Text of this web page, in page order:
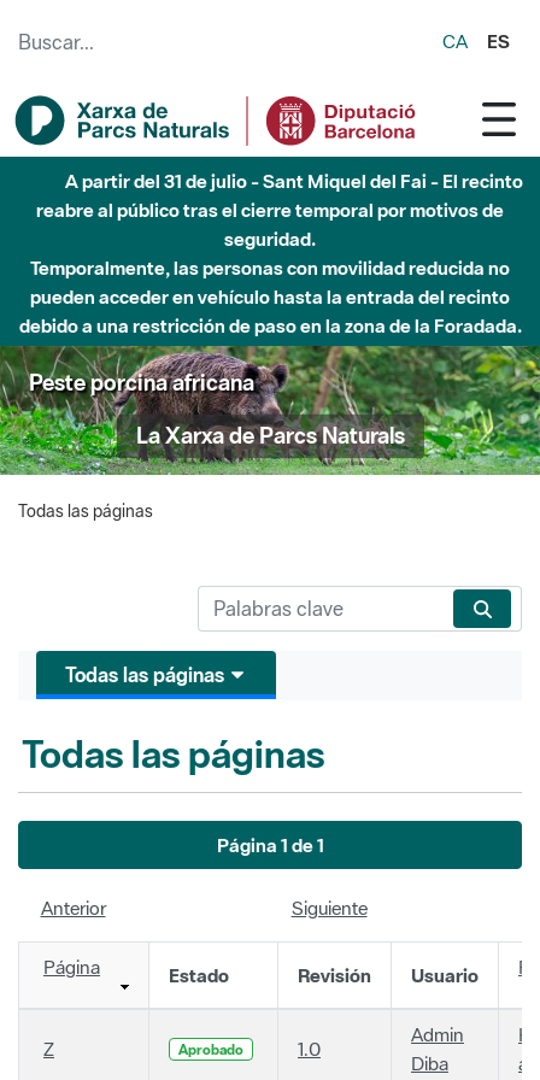
CA ES
A partir del 31 de julio - Sant Miquel del Fai - El recinto
reabre al público tras el cierre temporal por motivos de
seguridad.
Temporalmente, las personas con movilidad reducida no
pueden acceder en vehículo hasta la entrada del recinto
debido a una restricción de paso en la zona de la Foradada.
Peste porcina africana
La Xarxa de Parcs Naturals
Todas las páginas
Todas las páginas
Todas las páginas
Página 1 de 1
Anterior Siguiente
Página Estado Revisión Usuario
Z Aprobado 1.0
Admin
Diba